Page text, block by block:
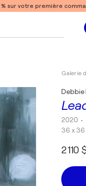
sur votre première
Galerie
Debbie
2020
36 x 36
2 110